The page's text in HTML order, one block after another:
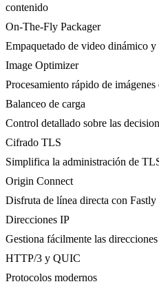
contenido
On-The-Fly Packager
Empaquetado de video dinámico y
Image Optimizer
Procesamiento rápido de imágenes
Balanceo de carga
Control detallado sobre las
Cifrado TLS
Simplifica la administración de
Origin Connect
Disfruta de línea directa con Fastly
Direcciones IP
Gestiona fácilmente las
HTTP/3 y QUIC
Protocolos modernos